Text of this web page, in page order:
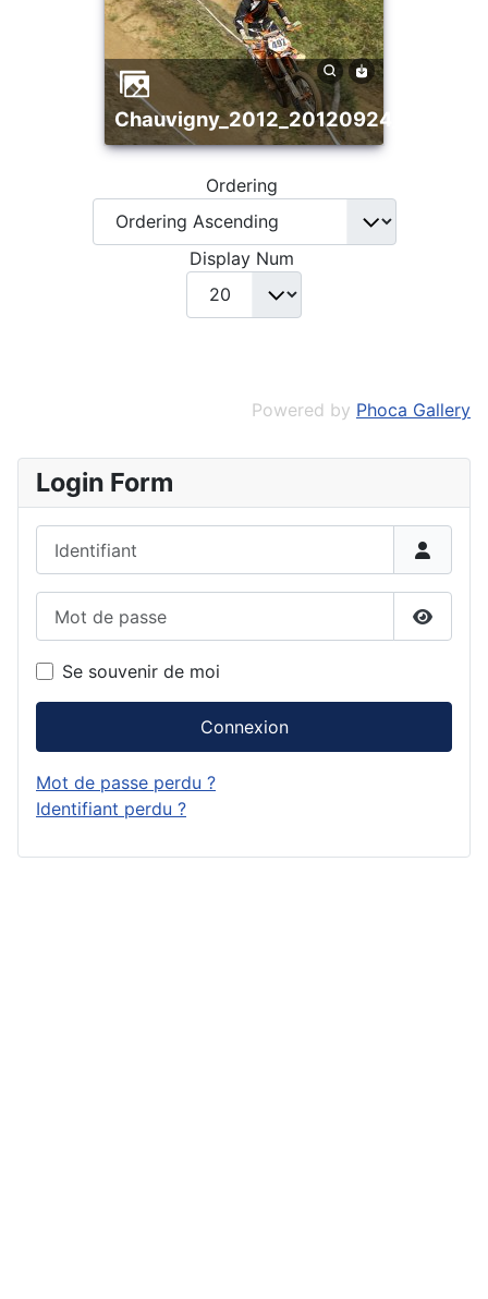
Ordering
Display Num
Powered by Phoca Gallery
Login Form
Se souvenir de moi
Connexion
Mot de passe perdu ?
Identifiant perdu ?